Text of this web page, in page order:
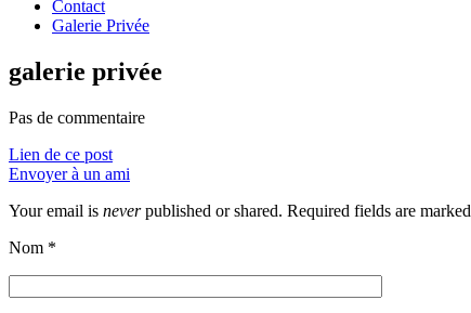
Contact
Galerie Privée
galerie privée
Pas de commentaire
Lien de ce post
Envoyer à un ami
Your email is neverpublished or shared. Required fields are marked
Nom *